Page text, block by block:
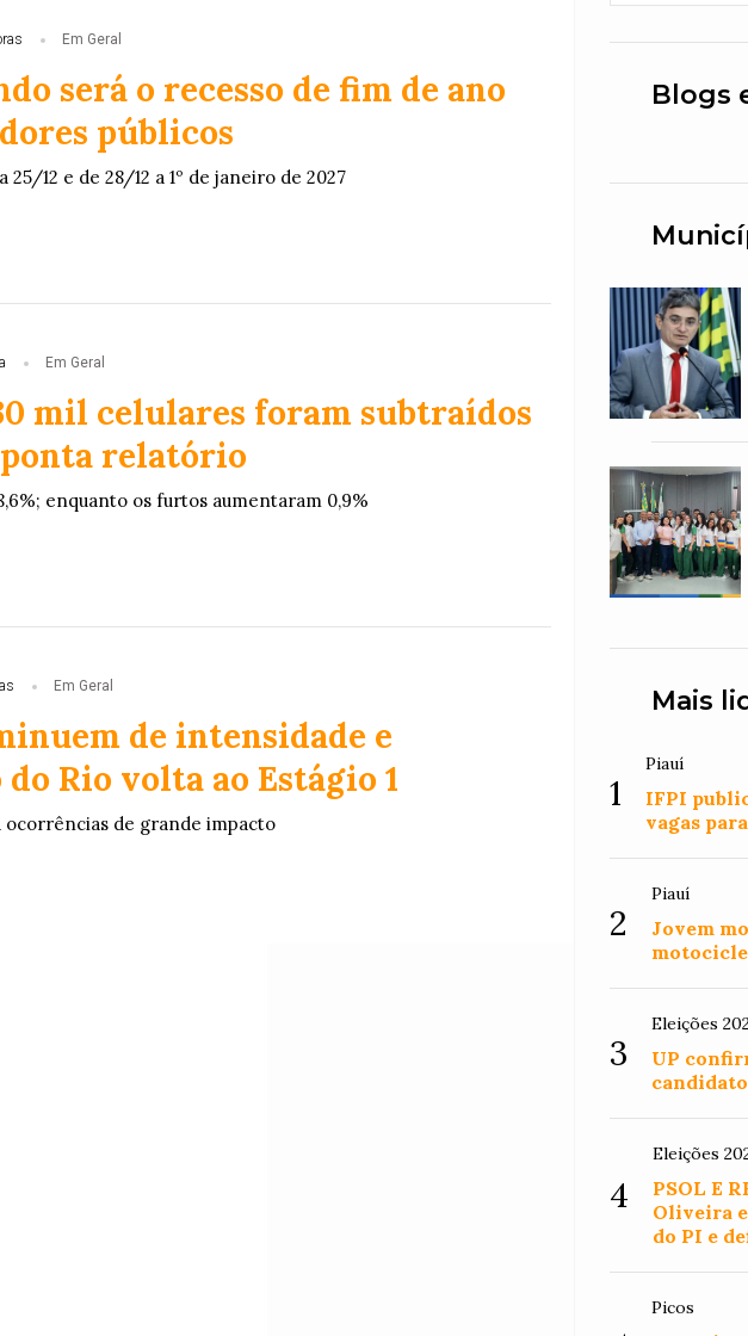
Em Geral
será o recesso de fim de ano
públicos
25/12 e de 28/12 a 1º de janeiro de 2027
Em Geral
mil celulares foram subtraídos
relatório
enquanto os furtos aumentaram 0,9%
Em Geral
de intensidade e
Rio volta ao Estágio 1
ocorrências de grande impacto
Blogs
Mais
1
Piauí
IFPI
vagas
2
Piauí
Jovem
3
Eleições
UP
4
Eleições
PSOL E
Oliveira
do PI e
Picos